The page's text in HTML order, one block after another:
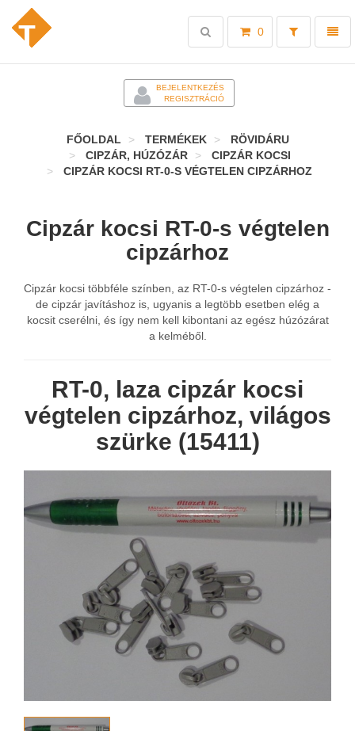
Toggle
0
Toggle
search
BEJELENTKEZÉS
REGISZTRÁCIÓ
FŐOLDAL TERMÉKEK
RÖVIDÁRU
CIPZÁR, HÚZÓZÁR
CIPZÁR KOCSI
CIPZÁR KOCSI RT-0-S VÉGTELEN CIPZÁRHOZ
Cipzár kocsi RT-0-s végtelen
cipzárhoz
Cipzár kocsi többféle színben, az RT-0-s végtelen cipzárhoz -
de cipzár javításhoz is, ugyanis a legtöbb esetben elég a
kocsit cserélni, és így nem kell kibontani az egész húzózárat
a kelméből.
RT-0, laza cipzár kocsi
végtelen cipzárhoz, világos
szürke (15411)